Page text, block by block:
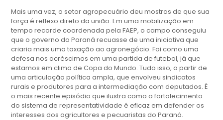
Mais uma vez, o setor agropecuário deu mostras de que sua
força é reflexo direto da união. Em uma mobilização em
tempo recorde coordenada pela FAEP, o campo conseguiu
que o governo do Paraná recuasse de uma iniciativa que
criaria mais uma taxação ao agronegócio. Foi como uma
defesa nos acréscimos em uma partida de futebol, já que
estamos em clima de Copa do Mundo. Tudo isso, a partir de
uma articulação política ampla, que envolveu sindicatos
rurais e produtores para a intermediação com deputados. É
o mais recente episódio que ilustra como o fortalecimento
do sistema de representatividade é eficaz em defender os
interesses dos agricultores e pecuaristas do Paraná.